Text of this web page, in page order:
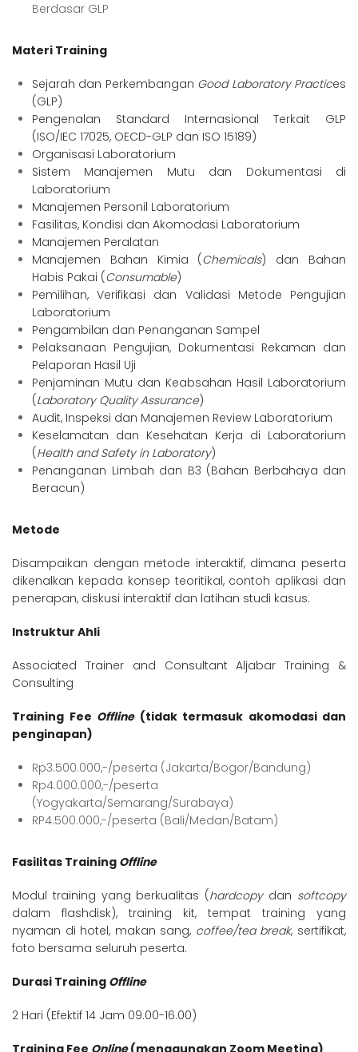
Berdasar GLP
Materi Training
Sejarah dan Perkembangan Good Laboratory Practices
(GLP)
Pengenalan Standard Internasional Terkait GLP
(ISO/IEC 17025, OECD-GLP dan ISO 15189)
Organisasi Laboratorium
Sistem Manajemen Mutu dan Dokumentasi di
Laboratorium
Manajemen Personil Laboratorium
Fasilitas, Kondisi dan Akomodasi Laboratorium
Manajemen Peralatan
Manajemen Bahan Kimia (Chemicals) dan Bahan
Habis Pakai (Consumable)
Pemilihan, Verifikasi dan Validasi Metode Pengujian
Laboratorium
Pengambilan dan Penanganan Sampel
Pelaksanaan Pengujian, Dokumentasi Rekaman dan
Pelaporan Hasil Uji
Penjaminan Mutu dan Keabsahan Hasil Laboratorium
(Laboratory Quality Assurance)
Audit, Inspeksi dan Manajemen Review Laboratorium
Keselamatan dan Kesehatan Kerja di Laboratorium
(Health and Safety in Laboratory)
Penanganan Limbah dan B3 (Bahan Berbahaya dan
Beracun)
Metode
Disampaikan dengan metode interaktif, dimana peserta
dikenalkan kepada konsep teoritikal, contoh aplikasi dan
penerapan, diskusi interaktif dan latihan studi kasus.
Instruktur Ahli
Associated Trainer and Consultant Aljabar Training &
Consulting
Training Fee Offline (tidak termasuk akomodasi dan
penginapan)
Rp3.500.000,-/peserta (Jakarta/Bogor/Bandung)
Rp4.000.000,-/peserta
(Yogyakarta/Semarang/Surabaya)
RP4.500.000,-/peserta (Bali/Medan/Batam)
Fasilitas Training Offline
Modul training yang berkualitas (hardcopydan softcopy
dalam flashdisk), training kit, tempat training yang
nyaman di hotel, makan sang, coffee/tea break, sertifikat,
foto bersama seluruh peserta.
Durasi Training Offline
2 Hari (Efektif 14 Jam 09.00-16.00)
Training Fee Online(menggunakan Zoom Meeting)